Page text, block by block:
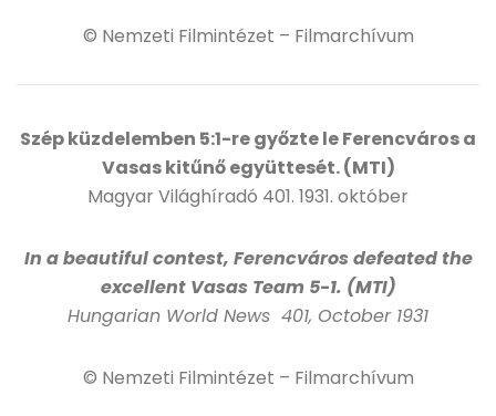
© Nemzeti Filmintézet – Filmarchívum
Szép küzdelemben 5:1-re győzte le Ferencváros a
Vasas kitűnő együttesét. (MTI)
Magyar Világhíradó 401. 1931. október
In a beautiful contest, Ferencváros defeated the
excellent Vasas Team 5-1. (MTI)
Hungarian World News 401, October 1931
© Nemzeti Filmintézet – Filmarchívum